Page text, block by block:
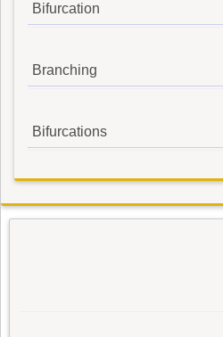
Bifurcation
Branching
Bifurcations